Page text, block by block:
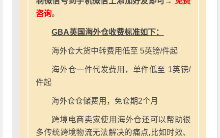
咨询。
GBA英国海外仓收费标准如下：
海外仓大货中转费用低至 5英镑/件起
海外仓一件代发费用，单件低至 1英镑/
件起
海外仓仓储费用，免仓期2个月
跨境电商卖家使用海外仓还可以帮助很
多传统跨境物流无法解决的痛点,比如时效、